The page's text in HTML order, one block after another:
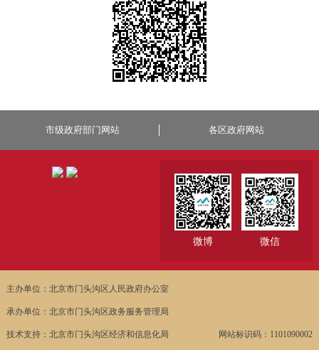
市级政府部门网站 各区政府网站
微博 微信
主办单位：北京市门头沟区人民政府办公室
承办单位：北京市门头沟区政务服务管理局
技术支持：北京市门头沟区经济和信息化局 网站标识码：1101090002